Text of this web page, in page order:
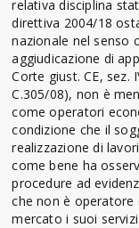
relativa disciplina
direttiva 2004/18
nazionale nel senso
aggiudicazione di
Corte giust. CE, sez.
C.305/08), non è
come operatori
condizione che il
realizzazione di
come bene ha
procedure ad
che non è
mercato i suoi servizi.